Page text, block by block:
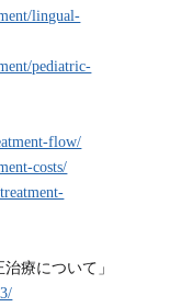
lingual-
pediatric-
flow/
costs/
療について」